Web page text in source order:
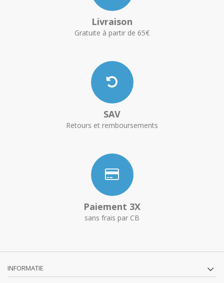
Livraison
Gratuite à partir de 65€
SAV
Retours et remboursements
Paiement 3X
sans frais par CB
INFORMATIE